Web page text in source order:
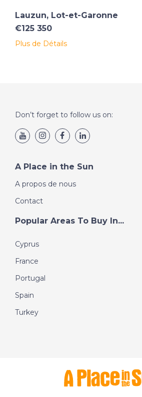
Lauzun, Lot-et-Garonne
€125 350
Plus de Détails
Don’t forget to follow us on:
A Place in the Sun
A propos de nous
Contact
Popular Areas To Buy In...
Cyprus
France
Portugal
Spain
Turkey